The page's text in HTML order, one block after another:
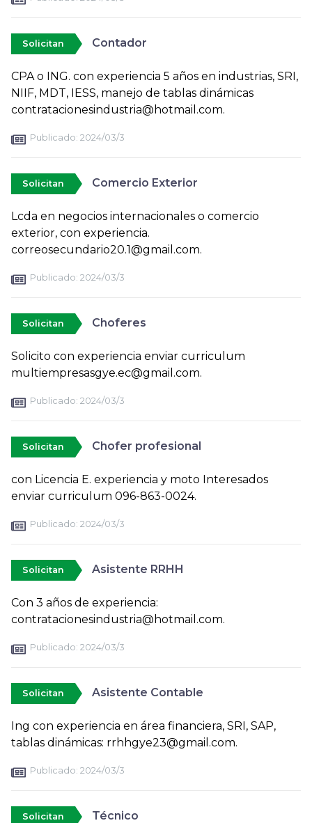
Solicitan Contador
CPA o ING. con experiencia 5 años en industrias, SRI,
NIIF, MDT, IESS, manejo de tablas dinámicas
contratacionesindustria@hotmail.com.
Publicado: 2024/03/3
Solicitan Comercio Exterior
Lcda en negocios internacionales o comercio
exterior, con experiencia.
correosecundario20.1@gmail.com.
Publicado: 2024/03/3
Solicitan Choferes
Solicito con experiencia enviar curriculum
multiempresasgye.ec@gmail.com.
Publicado: 2024/03/3
Solicitan Chofer profesional
con Licencia E. experiencia y moto Interesados
enviar curriculum 096-863-0024.
Publicado: 2024/03/3
Solicitan Asistente RRHH
Con 3 años de experiencia:
contratacionesindustria@hotmail.com.
Publicado: 2024/03/3
Solicitan Asistente Contable
Ing con experiencia en área financiera, SRI, SAP,
tablas dinámicas: rrhhgye23@gmail.com.
Publicado: 2024/03/3
Solicitan Técnico